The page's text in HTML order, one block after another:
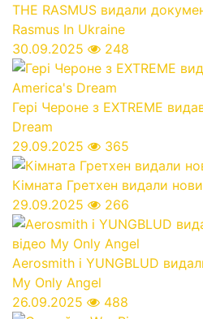
THE RASMUS видали
Rasmus In Ukraine
30.09.2025
248
Гері Чероне з EXTREME
Dream
29.09.2025
365
Кімната Гретхен видали
29.09.2025
266
Aerosmith і YUNGBLUD
My Only Angel
26.09.2025
488